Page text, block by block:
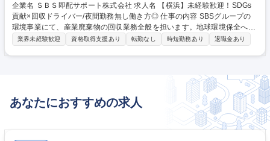
企業名 ＳＢＳ即配サポート株式会社 求人名 【横浜】未経験歓迎！SDGs
貢献×回収ドライバー/夜間勤務無し働き方◎ 仕事の内容 SBSグループの
環境事業にて、産業廃棄物の回収業務全般を担います。地球環境保全への
貢献度が高く、将来性あるミッション。4t・10t車を使用し、夜勤なしの無
（携帯販促物、PC、コード類等）■企業移転で発生する不要物（机、キャ
ビネット等）の回収■製造工場での金属くず回収（自動車メーカー等）■物
流倉庫の梱包材等の回収■中間処理後の品物出荷■古着屋の春夏物入れ替
業界未経験歓迎 資格取得支援あり 転勤なし 時短勤務あり 退職金あり
あなたにおすすめの求人